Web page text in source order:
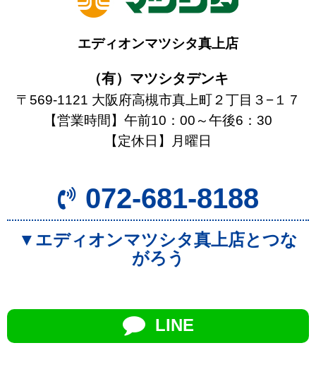
エディオンマツシタ真上店
（有）マツシタデンキ
〒569-1121 大阪府高槻市真上町２丁目３−１７
【営業時間】午前10：00～午後6：30
【定休日】月曜日
072-681-8188
▼エディオンマツシタ真上店とつな
がろう
LINE